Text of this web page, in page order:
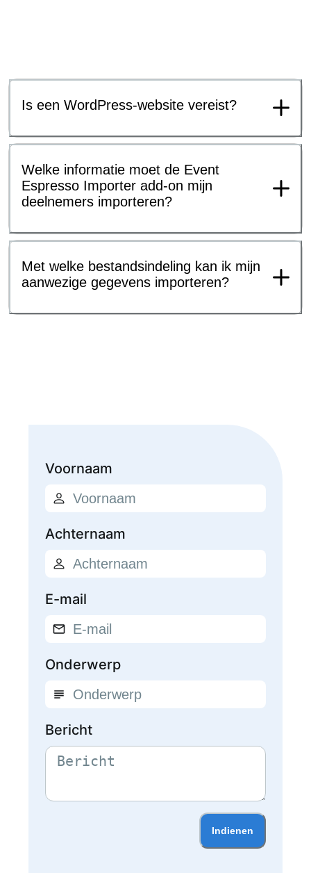
Is een WordPress-website vereist?
Welke informatie moet de Event
Espresso Importer add-on mijn
deelnemers importeren?
Met welke bestandsindeling kan ik mijn
aanwezige gegevens importeren?
Voornaam
Achternaam
E-mail
Onderwerp
Bericht
Indienen